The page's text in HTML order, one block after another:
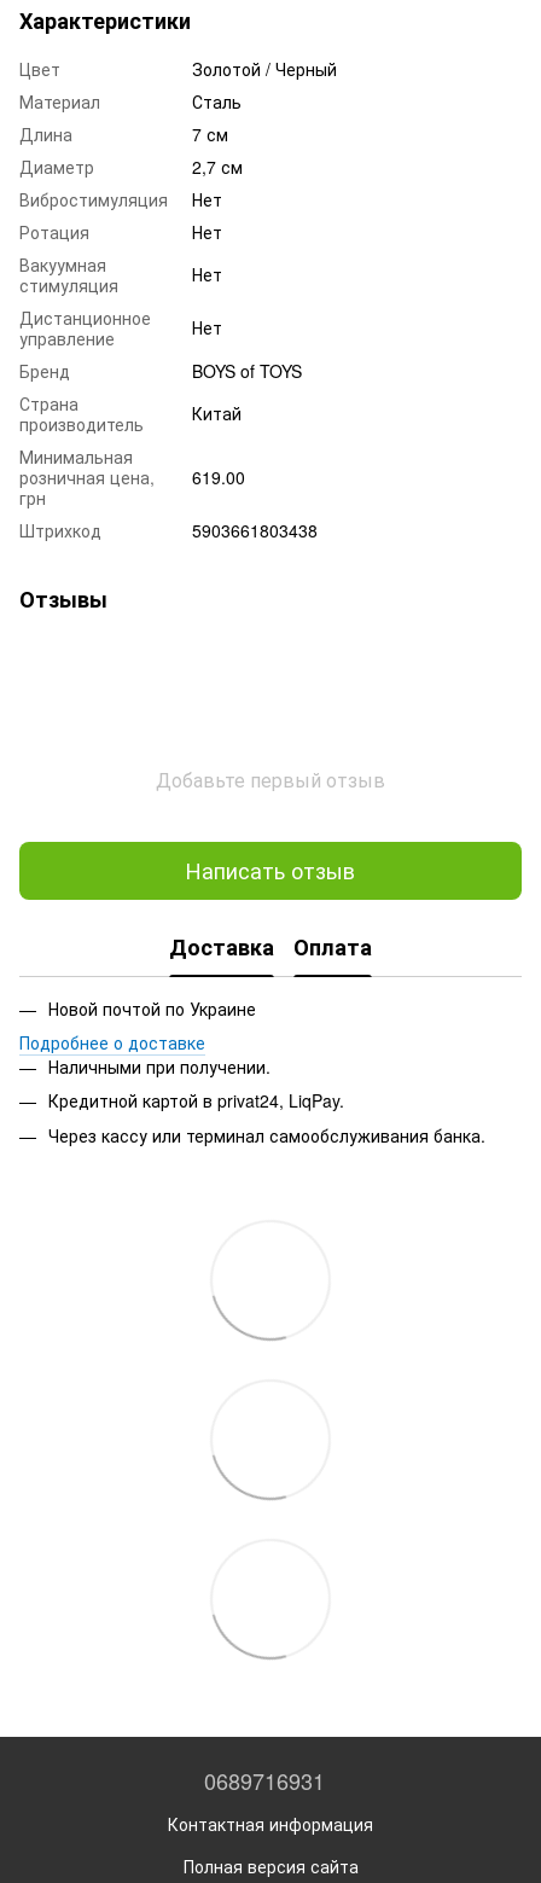
Характеристики
Цвет
Золотой / Черный
Материал
Сталь
Длина
7 см
Диаметр
2,7 см
Вибростимуляция
Нет
Ротация
Нет
Вакуумная
стимуляция
Нет
Дистанционное
управление
Нет
Бренд
BOYS of TOYS
Страна
производитель
Китай
Минимальная
розничная цена,
грн
619.00
Штрихкод 5903661803438
Отзывы
Добавьте первый отзыв
Написать отзыв
Доставка Оплата
Новой почтой по Украине
Подробнее о доставке
Наличными при получении.
Кредитной картой в privat24, LiqPay.
Через кассу или терминал самообслуживания банка.
0689716931
Контактная информация
Полная версия сайта